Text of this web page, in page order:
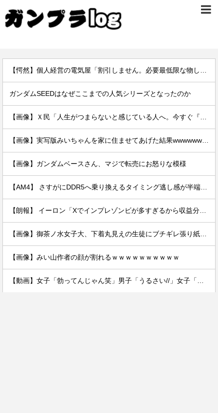
ガンダムSEEDはなぜここまでの人気シリーズとなったのか
【画像】ガンダムベースさん、マジで転売にお怒りな模様
【画像】みい山作者の顔が割れるｗｗｗｗｗｗｗｗｗｗ